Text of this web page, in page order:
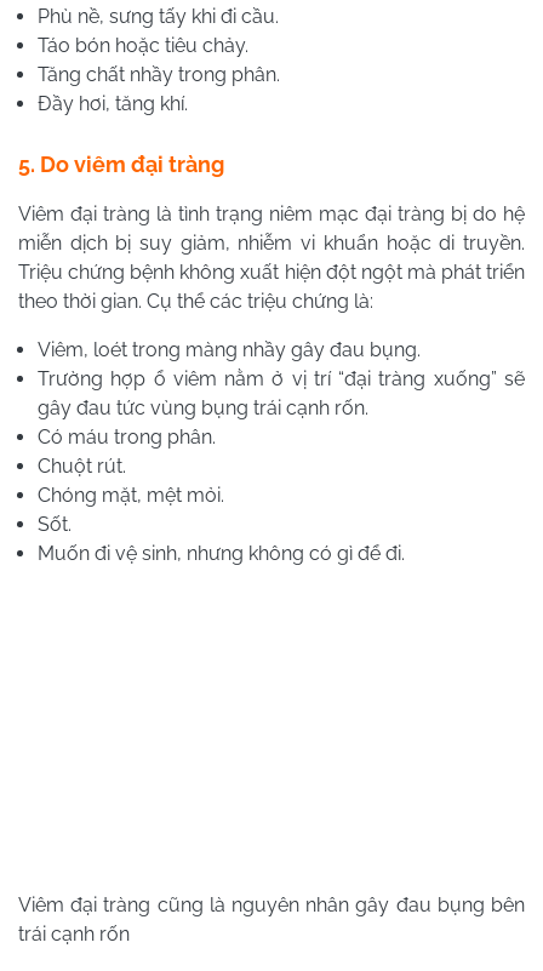
Phù nề, sưng tấy khi đi cầu.
Táo bón hoặc tiêu chảy.
Tăng chất nhầy trong phân.
Đầy hơi, tăng khí.
5. Do viêm đại tràng
Viêm đại tràng là tình trạng niêm mạc đại tràng bị do hệ
miễn dịch bị suy giảm, nhiễm vi khuẩn hoặc di truyền.
Triệu chứng bệnh không xuất hiện đột ngột mà phát triển
theo thời gian. Cụ thể các triệu chứng là:
Viêm, loét trong màng nhầy gây đau bụng.
Trường hợp ổ viêm nằm ở vị trí “đại tràng xuống” sẽ
gây đau tức vùng bụng trái cạnh rốn.
Có máu trong phân.
Chuột rút.
Chóng mặt, mệt mỏi.
Sốt.
Muốn đi vệ sinh, nhưng không có gì để đi.
Viêm đại tràng cũng là nguyên nhân gây đau bụng bên
trái cạnh rốn